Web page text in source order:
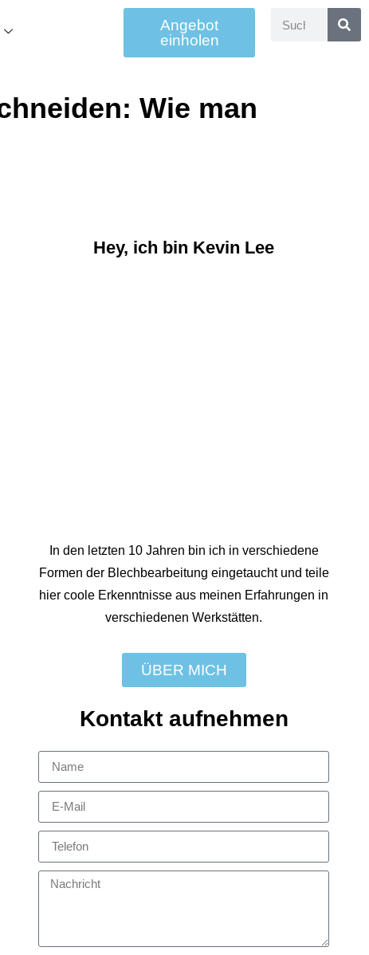
Angebot
einholen
Wie man
Hey, ich bin Kevin Lee
In den letzten 10 Jahren bin ich in verschiedene
Formen der Blechbearbeitung eingetaucht und teile
hier coole Erkenntnisse aus meinen Erfahrungen in
verschiedenen Werkstätten.
ÜBER MICH
Kontakt aufnehmen